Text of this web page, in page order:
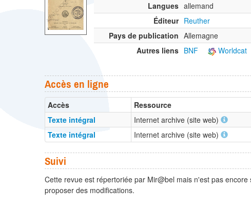
Langues allemand
Éditeur Reuther
Pays de publication Allemagne
Autres liens BNF Worldcat
Accès en ligne
Accès Ressource
Texte intégral
Internet archive (site web)
Texte intégral
Internet archive (site web)
Suivi
Cette revue est répertoriée par Mir@bel mais n'est pas
proposer des modifications.